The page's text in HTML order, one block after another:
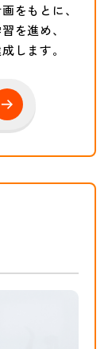
をもとに、
を進め、
します。